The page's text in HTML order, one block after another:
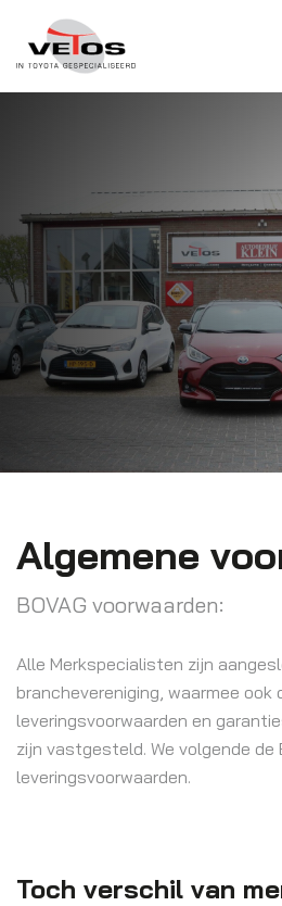
Algemene
BOVAG voorwaarden:
Alle Merkspecialisten zijn
branchevereniging, waarmee ook
leveringsvoorwaarden en
zijn vastgesteld. We volgende de
leveringsvoorwaarden.
Toch verschil van